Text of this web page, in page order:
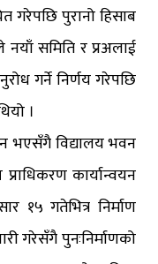
गरेपछि पुरानो हिसाब
नयाँ समिति र प्रअलाई
गर्ने निर्णय गरेपछि
।
भएसँगै विद्यालय भवन
कार्यान्वयन
१५ गतेभित्र निर्माण
गरेसँगै पुनःनिर्माणको